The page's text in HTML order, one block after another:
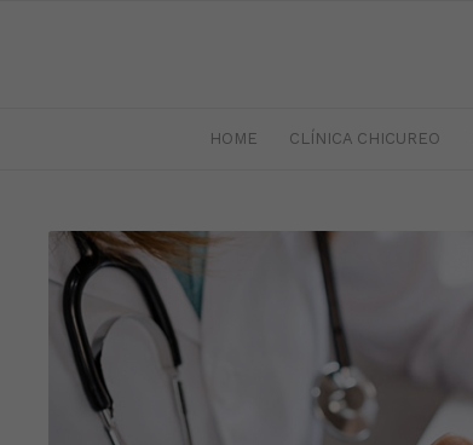
HOME CLÍNICA CHICUREO